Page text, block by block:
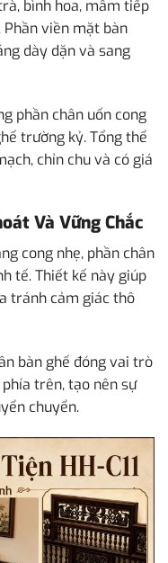
bình hoa, mâm tiếp
viền mặt bàn
dày dặn và sang
phần chân uốn cong
trường kỷ. Tổng thể
chỉn chu và có giá
Và Vững Chắc
cong nhẹ, phần chân
tế. Thiết kế này giúp
tránh cảm giác thô
bàn ghế đóng vai trò
trên, tạo nên sự
chuyển.